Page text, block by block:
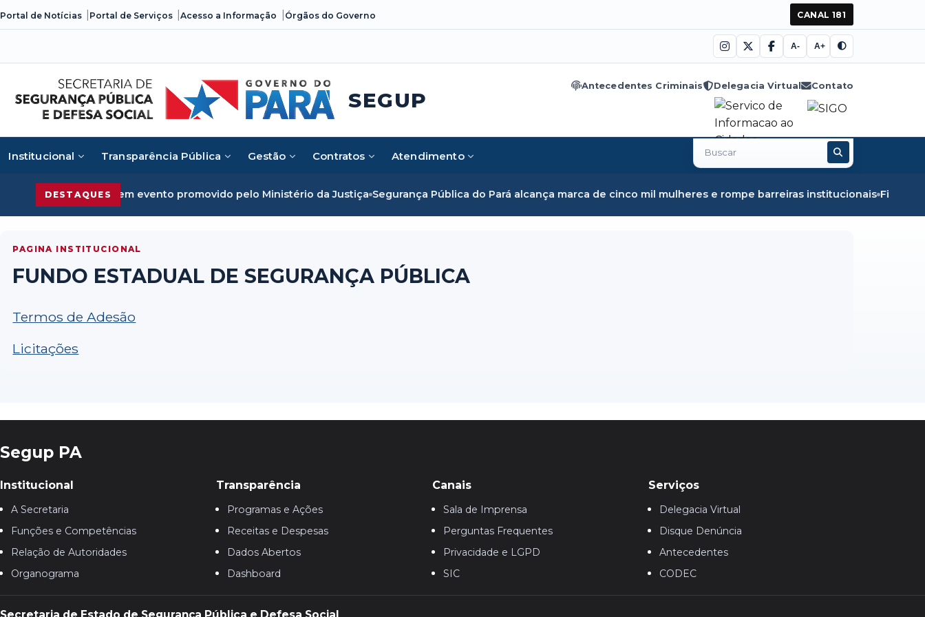
Portal de Notícias Portal de Serviços Acesso a Informação Órgãos do Governo CANAL 181
A- A+
SEGUP
Antecedentes Criminais Delegacia Virtual Contato
Institucional Transparência Pública Gestão Contratos Atendimento
Buscar
no
DESTAQUES
crime organizado em evento promovido pelo Ministério da Justiça Segurança Pública do Pará alcança marca de cinco mil mulheres e rompe barreiras institucionais
PAGINA INSTITUCIONAL
FUNDO ESTADUAL DE SEGURANÇA PÚBLICA
Termos de Adesão
Licitações
Segup PA
Institucional
A Secretaria
Funções e Competências
Relação de Autoridades
Organograma
Transparência
Programas e Ações
Receitas e Despesas
Dados Abertos
Dashboard
Canais
Sala de Imprensa
Perguntas Frequentes
Privacidade e LGPD
SIC
Serviços
Delegacia Virtual
Disque Denúncia
Antecedentes
CODEC